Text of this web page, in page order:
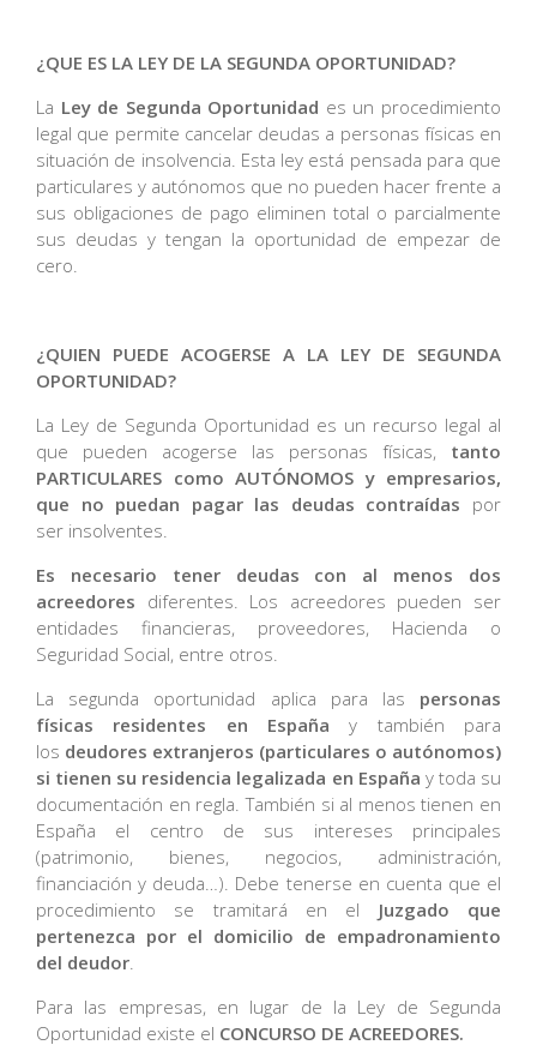
¿QUE ES LA LEY DE LA SEGUNDA OPORTUNIDAD?
La Ley de Segunda Oportunidad es un procedimiento
legal que permite cancelar deudas a personas físicas en
situación de insolvencia. Esta ley está pensada para que
particulares y autónomos que no pueden hacer frente a
sus obligaciones de pago eliminen total o parcialmente
sus deudas y tengan la oportunidad de empezar de
cero.
¿QUIEN PUEDE ACOGERSE A LA LEY DE SEGUNDA
OPORTUNIDAD?
La Ley de Segunda Oportunidad es un recurso legal al
que pueden acogerse las personas físicas, tanto
PARTICULARES como AUTÓNOMOS y empresarios,
que no puedan pagar las deudas contraídas por
ser insolventes.
Es necesario tener deudas con al menos dos
acreedores diferentes. Los acreedores pueden ser
entidades financieras, proveedores, Hacienda o
Seguridad Social, entre otros.
La segunda oportunidad aplica para las personas
físicas residentes en España y también para
los deudores extranjeros (particulares o autónomos)
si tienen su residencia legalizada en España y toda su
documentación en regla. También si al menos tienen en
España el centro de sus intereses principales
(patrimonio, bienes, negocios, administración,
financiación y deuda…). Debe tenerse en cuenta que el
procedimiento se tramitará en el Juzgado que
pertenezca por el domicilio de empadronamiento
del deudor.
Para las empresas, en lugar de la Ley de Segunda
Oportunidad existe el CONCURSO DE ACREEDORES.